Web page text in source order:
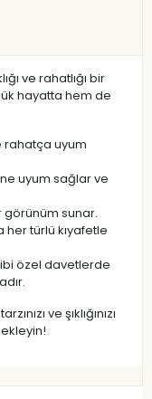
ve rahatlığı bir
hayatta hem de
rahatça uyum
uyum sağlar ve
görünüm sunar.
her türlü kıyafetle
özel davetlerde
ve şıklığınızı